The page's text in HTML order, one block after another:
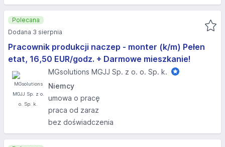
Pracownik produkcji naczep - monter (k/m) Pełen
etat, 16,50 EUR/godz. + Darmowe mieszkanie!
MGsolutions MGJJ Sp. z o. o. Sp. k.
Niemcy
umowa o pracę
praca od zaraz
bez doświadczenia
Polecana
Dodana 3 sierpnia